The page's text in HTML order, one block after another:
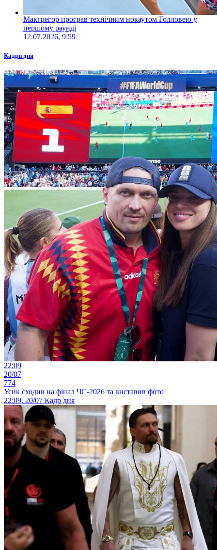
Макгрегор програв технічним нокаутом Голловею у
першому раунді
12.07.2026, 9:59
Кадри дня
22:09
20/07
774
Усик сходив на фінал ЧС-2026 та виставив фото
22:09, 20/07 Кадр дня